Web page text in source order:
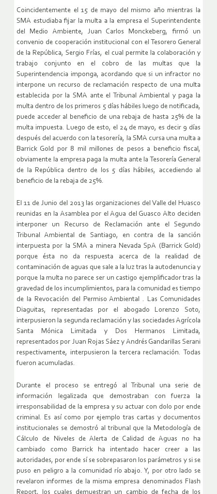
Coincidentemente el 15 de mayo del mismo año mientras la
SMA estudiaba fijar la multa a la empresa el Superintendente
del Medio Ambiente, Juan Carlos Monckeberg, firmó un
convenio de cooperación institucional con el Tesorero General
de la República, Sergio Frías, el cual permite la colaboración y
trabajo conjunto en el cobro de las multas que la
Superintendencia imponga, acordando que si un infractor no
interpone un recurso de reclamación respecto de una multa
establecida por la SMA ante el Tribunal Ambiental y paga la
multa dentro de los primeros 5 días hábiles luego de notificada,
puede acceder al beneficio de una rebaja de hasta 25% de la
multa impuesta. Luego de esto, el 24 de mayo, es decir 9 días
después del acuerdo con la tesorería, la SMA cursa una multa a
Barrick Gold por 8 mil millones de pesos a beneficio fiscal,
obviamente la empresa paga la multa ante la Tesorería General
de la República dentro de los 5 días hábiles, accediendo al
beneficio de la rebaja de 25%.
El 11 de Junio del 2013 las organizaciones del Valle del Huasco
reunidas en la Asamblea por el Agua del Guasco Alto deciden
interponer un Recurso de Reclamación ante el Segundo
Tribunal Ambiental de Santiago, en contra de la sanción
interpuesta por la SMA a minera Nevada SpA (Barrick Gold)
porque ésta no da respuesta acerca de la realidad de
contaminación de aguas que sale a la luz tras la autodenuncia y
porque la multa no parece ser un castigo ejemplificador tras la
gravedad de los incumplimientos, para la comunidad es tiempo
de la Revocación del Permiso Ambiental . Las Comunidades
Diaguitas, representadas por el abogado Lorenzo Soto,
interpusieron la segunda reclamación y las sociedades Agrícola
Santa Mónica Limitada y Dos Hermanos Limitada,
representados por Juan Rojas Sáez y Andrés Gandarillas Serani
respectivamente, interpusieron la tercera reclamación. Todas
fueron acumuladas.
Durante el proceso se entregó al Tribunal una serie de
información legalizada que demostraban con fuerza la
irresponsabilidad de la empresa y su actuar con dolo por ende
criminal. Es así como por ejemplo tras cartas y documentos
institucionales se demostró al tribunal que la Metodología de
Cálculo de Niveles de Alerta de Calidad de Aguas no ha
cambiado como Barrick ha intentado hacer creer a las
autoridades, por ende sí se sobrepasaron los parámetros y si se
puso en peligro a la comunidad río abajo. Y, por otro lado se
revelaron informes de la misma empresa denominados Flash
Report, los cuales demuestran un cambio de fecha de los